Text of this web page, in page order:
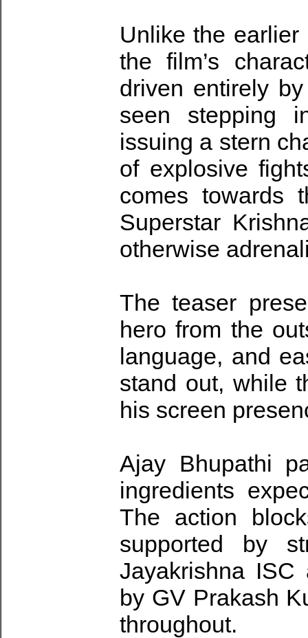
Unlike the
the film’s
driven entirely
seen stepping
issuing a stern
of explosive
comes towards
Superstar
otherwise
The teaser
hero from the
language, and
stand out, while
his screen
Ajay Bhupathi
ingredients
The action
supported by
Jayakrishna ISC
by GV Prakash
throughout.